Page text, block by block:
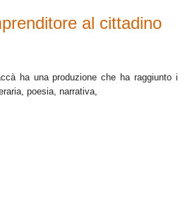
al cittadino
ha una produzione che ha raggiunto i
poesia, narrativa,